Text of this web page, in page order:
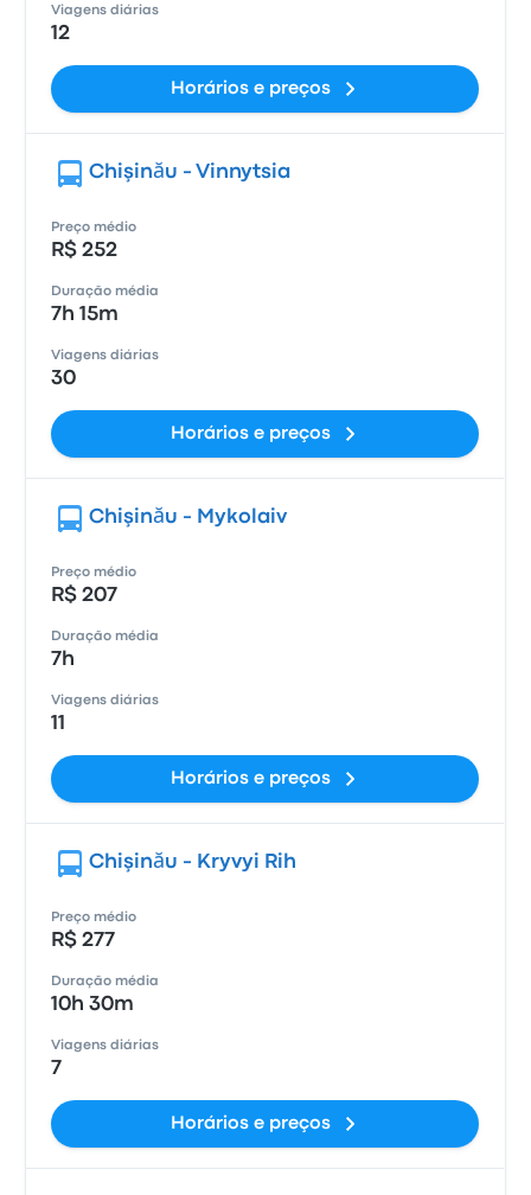
Viagens diárias
12
Horários e preços
Chişinău - Vinnytsia
Preço médio
R$ 252
Duração média
7h 15m
Viagens diárias
30
Horários e preços
Chişinău - Mykolaiv
Preço médio
R$ 207
Duração média
7h
Viagens diárias
11
Horários e preços
Chişinău - Kryvyi Rih
Preço médio
R$ 277
Duração média
10h 30m
Viagens diárias
7
Horários e preços